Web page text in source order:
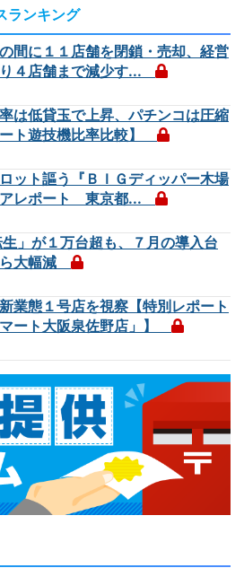
ランキング
間に１１店舗を閉鎖・売却、経営
４店舗まで減少す...
は低貸玉で上昇、パチンコは圧縮
ト遊技機比率比較】
ット謳う『ＢＩＧディッパー木場
アレポート 東京都...
生」が１万台超も、７月の導入台
大幅減
業態１号店を視察【特別レポート
マート大阪泉佐野店」】